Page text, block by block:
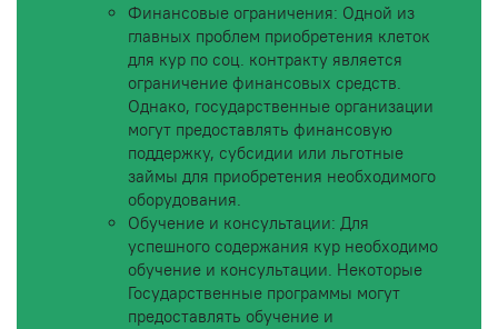
Финансовые ограничения: Одной из
главных проблем приобретения клеток
для кур по соц. контракту является
ограничение финансовых средств.
Однако, государственные организации
могут предоставлять финансовую
поддержку, субсидии или льготные
займы для приобретения необходимого
оборудования.
Обучение и консультации: Для
успешного содержания кур необходимо
обучение и консультации. Некоторые
Государственные программы могут
предоставлять обучение и